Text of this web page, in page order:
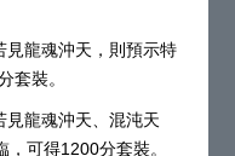
見龍魂沖天，則預示特
套裝。
見龍魂沖天、混沌天
，可得1200分套裝。